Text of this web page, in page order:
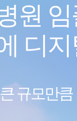
원
디
규모만